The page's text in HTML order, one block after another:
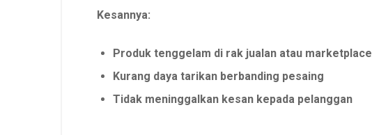
Kesannya:
Produk tenggelam di rak jualan atau marketplace
Kurang daya tarikan berbanding pesaing
Tidak meninggalkan kesan kepada pelanggan